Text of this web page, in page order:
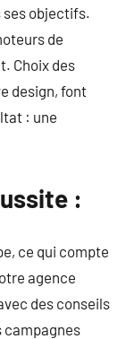
ses objectifs.
de
Choix des
design, font
: une
:
ce qui compte
agence
des conseils
campagnes